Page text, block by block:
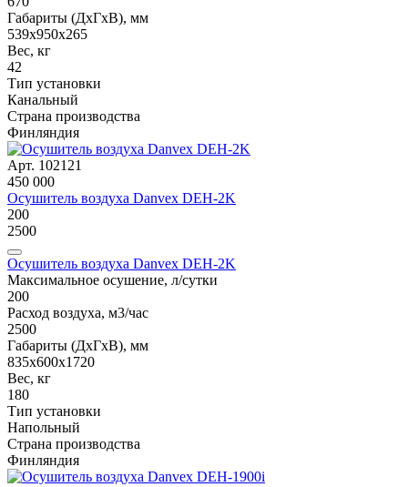
Габариты (ДxГxВ), мм
539x950x265
Вес, кг
42
Тип установки
Канальный
Страна производства
Финляндия
Арт. 102121
450 000
Осушитель воздуха Danvex DEH-2K
200
2500
Осушитель воздуха Danvex DEH-2K
Максимальное осушение, л/сутки
200
Расход воздуха, м3/час
2500
Габариты (ДxГxВ), мм
835x600x1720
Вес, кг
180
Тип установки
Напольный
Страна производства
Финляндия